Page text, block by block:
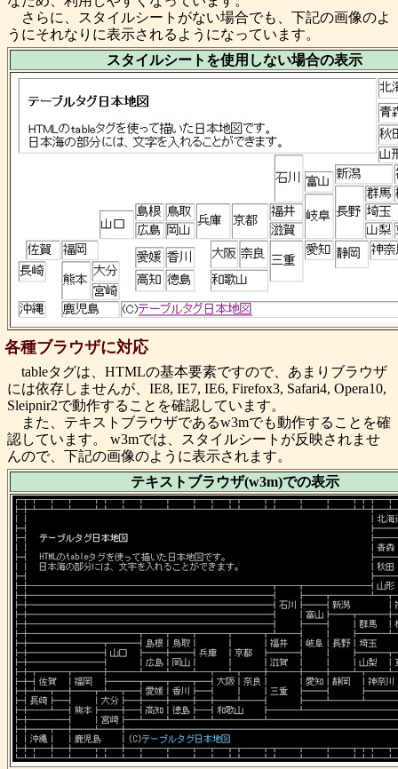
さらに、スタイルシートがない場合でも、下記の画像のよ
うにそれなりに表示されるようになっています。
スタイルシートを使用しない場合の表示
各種ブラウザに対応
tableタグは、HTMLの基本要素ですので、あまりブラウザ
には依存しませんが、IE8, IE7, IE6, Firefox3, Safari4, Opera10,
Sleipnir2で動作することを確認しています。
また、テキストブラウザであるw3mでも動作することを確
認しています。 w3mでは、スタイルシートが反映されませ
んので、下記の画像のように表示されます。
テキストブラウザ(w3m)での表示